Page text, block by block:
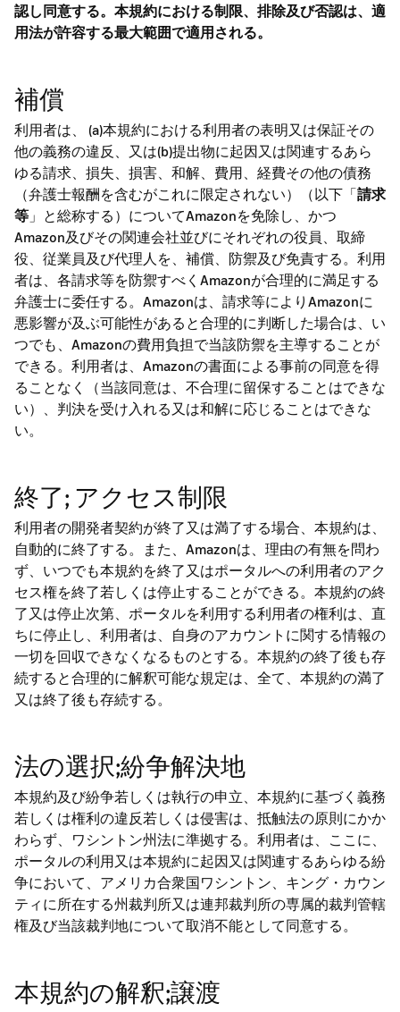
認し同意する。本規約における制限、排除及び否認は、適
用法が許容する最大範囲で適用される。
補償
利用者は、 (a)本規約における利用者の表明又は保証その
他の義務の違反、又は(b)提出物に起因又は関連するあら
ゆる請求、損失、損害、和解、費用、経費その他の債務
（弁護士報酬を含むがこれに限定されない）（以下「請求
等 」と総称する）についてAmazonを免除し、かつ
Amazon及びその関連会社並びにそれぞれの役員、取締
役、従業員及び代理人を、補償、防禦及び免責する。利用
者は、各請求等を防禦すべくAmazonが合理的に満足する
弁護士に委任する。Amazonは、請求等によりAmazonに
悪影響が及ぶ可能性があると合理的に判断した場合は、い
つでも、Amazonの費用負担で当該防禦を主導することが
できる。利用者は、Amazonの書面による事前の同意を得
ることなく（当該同意は、不合理に留保することはできな
い）、判決を受け入れる又は和解に応じることはできな
い。
終了; アクセス制限
利用者の開発者契約が終了又は満了する場合、本規約は、
自動的に終了する。また、Amazonは、理由の有無を問わ
ず、いつでも本規約を終了又はポータルへの利用者のアク
セス権を終了若しくは停止することができる。本規約の終
了又は停止次第、ポータルを利用する利用者の権利は、直
ちに停止し、利用者は、自身のアカウントに関する情報の
一切を回収できなくなるものとする。本規約の終了後も存
続すると合理的に解釈可能な規定は、全て、本規約の満了
又は終了後も存続する。
法の選択;紛争解決地
本規約及び紛争若しくは執行の申立、本規約に基づく義務
若しくは権利の違反若しくは侵害は、抵触法の原則にかか
わらず、ワシントン州法に準拠する。利用者は、ここに、
ポータルの利用又は本規約に起因又は関連するあらゆる紛
争において、アメリカ合衆国ワシントン、キング・カウン
ティに所在する州裁判所又は連邦裁判所の専属的裁判管轄
権及び当該裁判地について取消不能として同意する。
本規約の解釈;譲渡